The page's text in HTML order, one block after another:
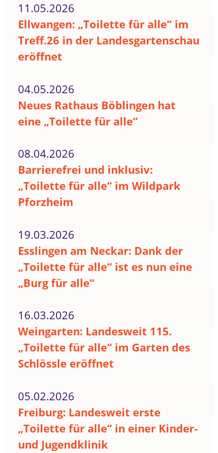
11.05.2026
Ellwangen: „Toilette für alle“ im
Treff.26 in der Landesgartenschau
eröffnet
04.05.2026
Neues Rathaus Böblingen hat
eine „Toilette für alle“
08.04.2026
Barrierefrei und inklusiv:
„Toilette für alle“ im Wildpark
Pforzheim
19.03.2026
Esslingen am Neckar: Dank der
„Toilette für alle“ ist es nun eine
„Burg für alle“
16.03.2026
Weingarten: Landesweit 115.
„Toilette für alle“ im Garten des
Schlössle eröffnet
05.02.2026
Freiburg: Landesweit erste
„Toilette für alle“ in einer Kinder-
und Jugendklinik